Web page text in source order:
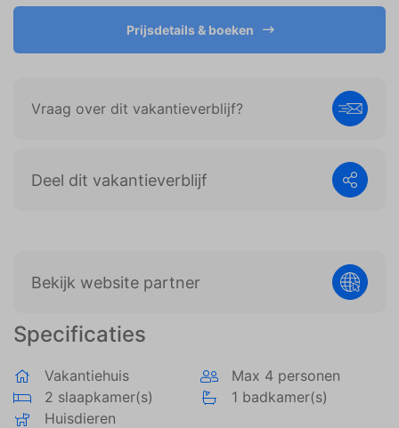
Specificaties
Vakantiehuis
Max 4 personen
2 slaapkamer(s)
1 badkamer(s)
Huisdieren
Prijsdetails & boeken
Vraag over dit vakantieverblijf?
Deel dit vakantieverblijf
Bekijk website partner
weergeven die zijn afgestemd op en relevant zijn
voor de individuele gebruiker. Deze advertenties